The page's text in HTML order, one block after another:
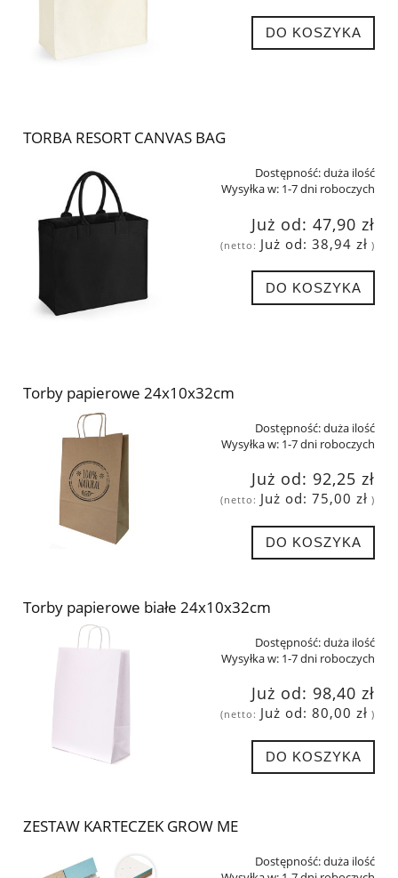
DO KOSZYKA
TORBA RESORT CANVAS BAG
Dostępność:duża ilość
Wysyłka w: 1-7 dni roboczych
Już od: 47,90 zł
(netto: Już od: 38,94 zł )
DO KOSZYKA
Torby papierowe 24x10x32cm
Dostępność:duża ilość
Wysyłka w: 1-7 dni roboczych
Już od: 92,25 zł
(netto: Już od: 75,00 zł )
DO KOSZYKA
Torby papierowe białe 24x10x32cm
Dostępność:duża ilość
Wysyłka w: 1-7 dni roboczych
Już od: 98,40 zł
(netto: Już od: 80,00 zł )
DO KOSZYKA
ZESTAW KARTECZEK GROW ME
Dostępność:duża ilość